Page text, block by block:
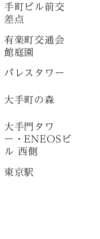
手町ビル前交
差点
有楽町交通会
館庭園
パレスタワー
大手町の森
大手門タワ
ー・ENEOSビ
ル 西側
東京駅